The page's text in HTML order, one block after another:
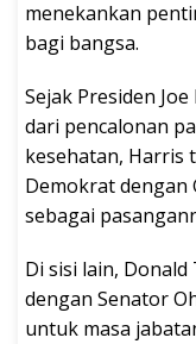
menekankan
bagi bangsa.
Sejak Presiden
dari pencalonan
kesehatan, Harris
Demokrat dengan
sebagai
Di sisi lain,
dengan Senator
untuk masa